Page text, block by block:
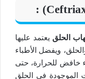
الحلق يعتمد عليها
ويفضل الأطباء
خافض للحرارة، حتى
الموجودة في الحلق